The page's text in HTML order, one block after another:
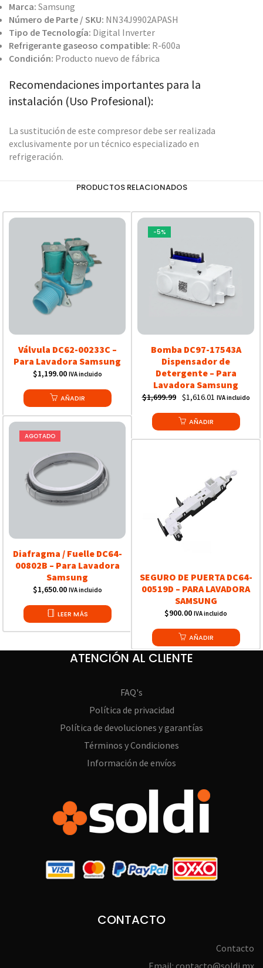
Marca: Samsung
Número de Parte / SKU: NN34J9902APASH
Tipo de Tecnología: Digital Inverter
Refrigerante gaseoso compatible: R-600a
Condición: Producto nuevo de fábrica
Recomendaciones importantes para la
instalación (Uso Profesional):
La sustitución de este compresor debe ser realizada
exclusivamente por un técnico especializado en
refrigeración.
PRODUCTOS RELACIONADOS
Válvula DC62-00233C –
Para Lavadora Samsung
$1,199.00 IVA incluido
AÑADIR
-5%
Bomba DC97-17543A
Dispensador de
Detergente – Para
Lavadora Samsung
$1,699.99 Original
was:
$1,616.01 Current
IVA incluido
AÑADIR
AGOTADO
Diafragma / Fuelle DC64-
00802B – Para Lavadora
Samsung
$1,650.00 IVA incluido
LEER MÁS
SEGURO DE PUERTA DC64-
00519D – PARA LAVADORA
SAMSUNG
$900.00 IVA incluido
AÑADIR
ATENCIÓN AL CLIENTE
FAQ's
Política de privacidad
Política de devoluciones y garantías
Términos y Condiciones
Información de envíos
CONTACTO
Contacto